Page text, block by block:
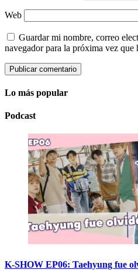
Web
Guardar mi nombre, correo
navegador para la próxima vez que
Lo más popular
Podcast
K-SHOW EP06: Taehyung fue